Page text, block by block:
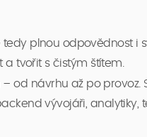
plnou odpovědnost i
tvořit s čistým štítem.
od návrhu až po provoz.
vývojáři, analytiky,